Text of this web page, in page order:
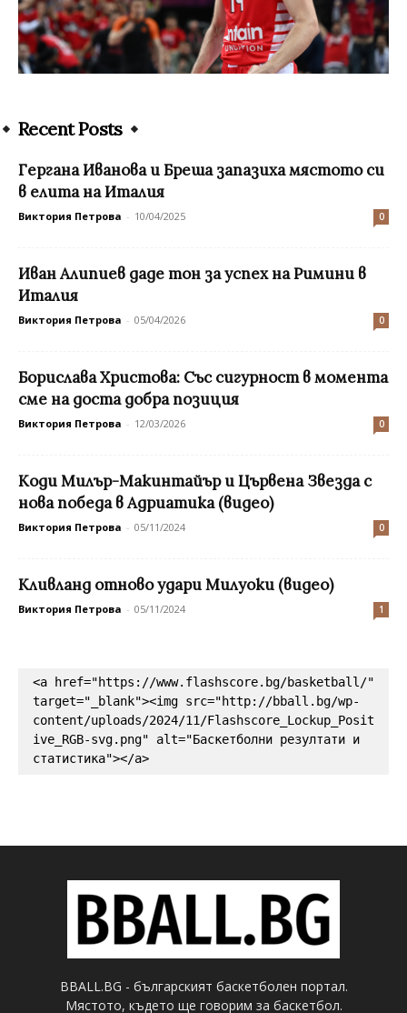
Recent Posts
Гергана Иванова и Бреша запазиха мястото си
в елита на Италия
Виктория Петрова - 10/04/2025 0
Иван Алипиев даде тон за успех на Римини в
Италия
Виктория Петрова - 05/04/2026 0
Борислава Христова: Със сигурност в момента
сме на доста добра позиция
Виктория Петрова - 12/03/2026 0
Коди Милър-Макинтайър и Цървена Звезда с
нова победа в Адриатика (видео)
Виктория Петрова - 05/11/2024 0
Кливланд отново удари Милуоки (видео)
Виктория Петрова - 05/11/2024 1
<a href="https://www.flashscore.bg/basketball/"
target="_blank"><img src="http://bball.bg/wp-
content/uploads/2024/11/Flashscore_Lockup_Posit
ive_RGB-svg.png" alt="Баскетболни резултати и
статистика"></a>
BBALL.BG - българският баскетболен портал.
Мястото, където ще говорим за баскетбол.